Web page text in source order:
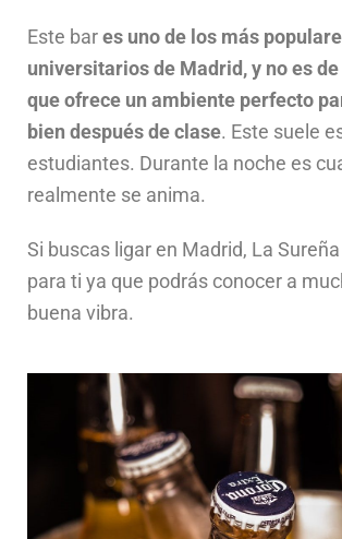
Este bares uno de los más
universitarios de Madrid, y no es
que ofrece un ambiente perfecto
bien después de clase. Este suele
estudiantes. Durante la noche es
realmente se anima.
Si buscas ligar en Madrid, La
para ti ya que podrás conocer a
buena vibra.